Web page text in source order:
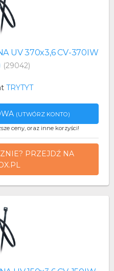
UV 370x3,6 CV-370IW
(29042)
TRYTYT
(UTWÓRZ KONTO)
ceny, oraz inne korzyści!
PRZEJDŹ NA